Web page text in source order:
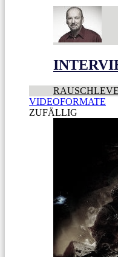
VIDEOFORMATE
ZUFÄLLIG